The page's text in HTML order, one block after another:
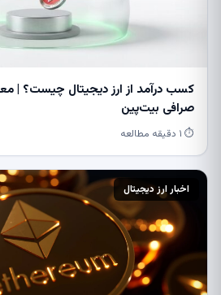
کسب درآمد از ارز دیجیتال چیست؟ |
صرافی بیت‌پین
⏱ ۱ دقیقه مطالعه
اخبار ارز دیجیتال